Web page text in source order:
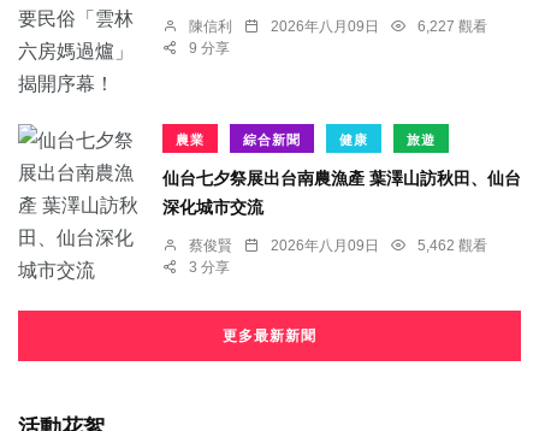
陳信利 2026年八月09日
6,227 觀看
9 分享
農業 綜合新聞 健康 旅遊
仙台七夕祭展出台南農漁產 葉澤山訪秋田、仙台
深化城市交流
蔡俊賢 2026年八月09日
5,462 觀看
3 分享
更多最新新聞